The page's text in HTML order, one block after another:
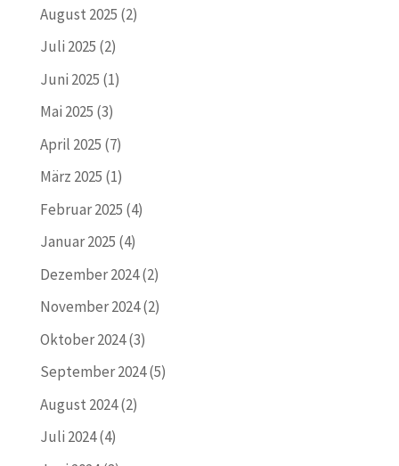
August 2025 (2)
Juli 2025 (2)
Juni 2025 (1)
Mai 2025 (3)
April 2025 (7)
März 2025 (1)
Februar 2025 (4)
Januar 2025 (4)
Dezember 2024(2)
November 2024(2)
Oktober 2024(3)
September 2024(5)
August 2024(2)
Juli 2024(4)